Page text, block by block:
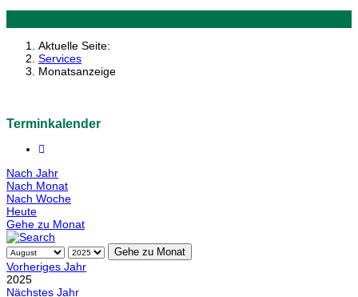
Aktuelle Seite:
Services
Monatsanzeige
Terminkalender
Nach Jahr
Nach Monat
Nach Woche
Heute
Gehe zu Monat
Gehe zu Monat
Vorheriges Jahr
2025
Nächstes Jahr